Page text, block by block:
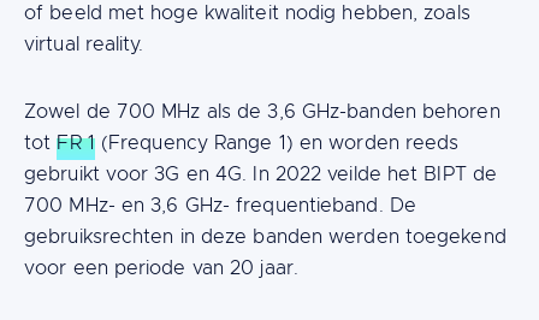
of beeld met hoge kwaliteit nodig hebben, zoals
virtual reality.
Zowel de 700 MHz als de 3,6 GHz-banden behoren
totFR 1(Frequency Range 1) en worden reeds
gebruikt voor 3G en 4G. In 2022 veilde het BIPT de
700 MHz- en 3,6 GHz- frequentieband. De
gebruiksrechten in deze banden werden toegekend
voor een periode van 20 jaar.